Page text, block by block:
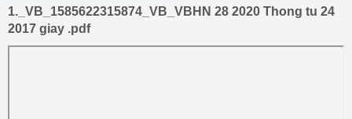
1._VB_1585622315874_VB_VBHN 28 2020 Thong tu 24
2017 giay .pdf